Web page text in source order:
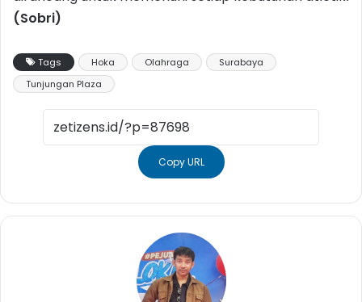
(Sobri)
Tags Hoka Olahraga
Surabaya
Tunjungan Plaza
Copy URL